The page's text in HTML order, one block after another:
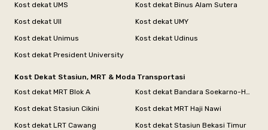
Kost dekat UMS
Kost dekat Binus Alam Sutera
Kost dekat UII
Kost dekat UMY
Kost dekat Unimus
Kost dekat Udinus
Kost dekat President University
Kost Dekat Stasiun, MRT & Moda Transportasi
Kost dekat MRT Blok A
Kost dekat Stasiun Cikini
Kost dekat MRT Haji Nawi
Kost dekat LRT Cawang
Kost dekat Stasiun Bekasi Timur